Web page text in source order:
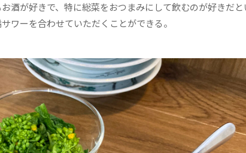
酒が好きで、特に総菜をおつまみにして飲むのが好きだ
ワーを合わせていただくことができる。